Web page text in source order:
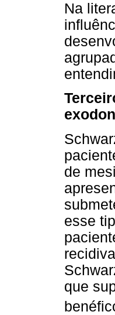
Na
de
esse
que